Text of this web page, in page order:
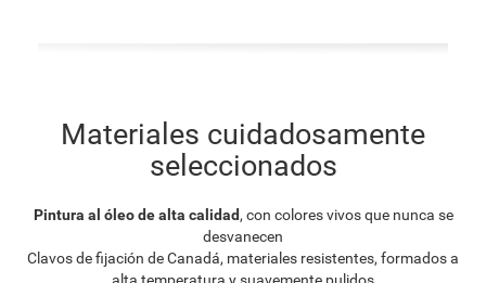
Materiales cuidadosamente
seleccionados
Pintura al óleo de alta calidad, con colores vivos que nunca se
desvanecen
Clavos de fijación de Canadá, materiales resistentes, formados a
alta temperatura y suavemente pulidos